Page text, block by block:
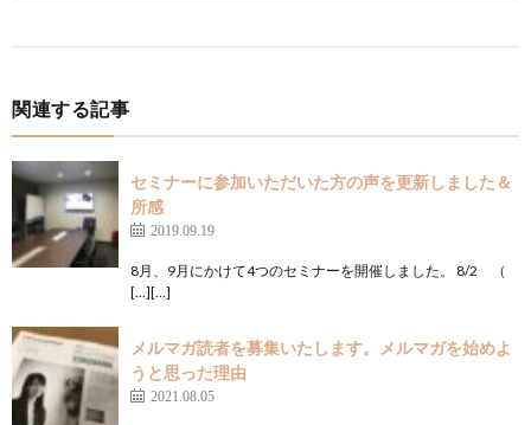
関連する記事
セミナーに参加いただいた方の声を更新しました＆
所感
2019.09.19
8月、9月にかけて4つのセミナーを開催しました。 8/2 （
[…][…]
メルマガ読者を募集いたします。メルマガを始めよ
うと思った理由
2021.08.05